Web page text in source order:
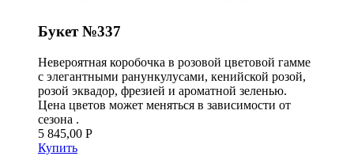
Букет №337
Невероятная коробочка в розовой цветовой гамме
с элегантными ранункулусами, кенийской розой,
розой эквадор, фрезией и ароматной зеленью.
Цена цветов может меняться в зависимости от
сезона .
5 845,00 Р
Купить